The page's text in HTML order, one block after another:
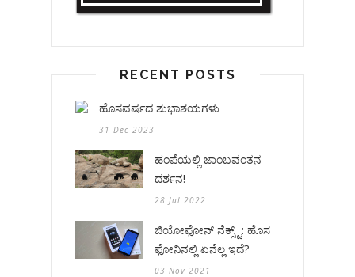
RECENT POSTS
ಹೊಸವರ್ಷದ ಶುಭಾಶಯಗಳು
31 Dec 2023
ಹಂಪೆಯಲ್ಲಿ ಜಾಂಬವಂತನ
ದರ್ಶನ!
28 Jul 2022
ಜಿಯೋಫೋನ್ ನೆಕ್ಸ್ಟ್: ಹೊಸ
ಫೋನಿನಲ್ಲಿ ಏನೆಲ್ಲ ಇದೆ?
03 Nov 2021